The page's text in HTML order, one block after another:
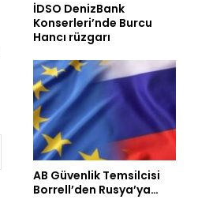
İDSO DenizBank
Konserleri’nde Burcu
Hancı rüzgarı
AB Güvenlik Temsilcisi
Borrell’den Rusya’ya…